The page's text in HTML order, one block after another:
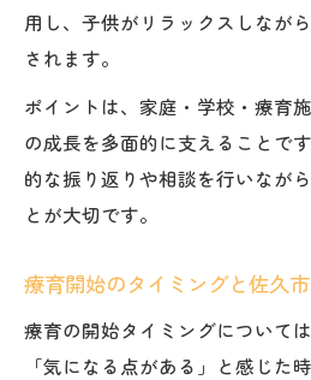
用し、子供がリラックスしなが
されます。
ポイントは、家庭・学校・療育
の成長を多面的に支えることで
的な振り返りや相談を行いなが
とが大切です。
療育開始のタイミングと佐久
療育の開始タイミングについて
「気になる点がある」と感じた